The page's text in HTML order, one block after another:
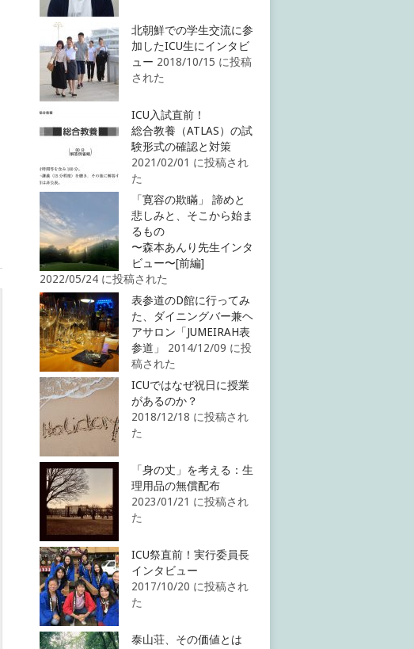
北朝鮮での学生交流に参
加したICU生にインタビ
ュー 2018/10/15 に投稿
された
ICU入試直前！
総合教養（ATLAS）の試
験形式の確認と対策
2021/02/01 に投稿され
た
「寛容の欺瞞」 諦めと
悲しみと、そこから始ま
るもの
〜森本あんり先生インタ
ビュー〜[前編]
2022/05/24 に投稿された
表参道のD館に行ってみ
た、ダイニングバー兼ヘ
アサロン「JUMEIRAH表
参道」
2014/12/09 に投
稿された
ICUではなぜ祝日に授業
があるのか？
2018/12/18 に投稿され
た
「身の丈」を考える：生
理用品の無償配布
2023/01/21 に投稿され
た
ICU祭直前！実行委員長
インタビュー
2017/10/20 に投稿され
た
泰山荘、その価値とは